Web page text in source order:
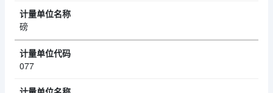
磅
077